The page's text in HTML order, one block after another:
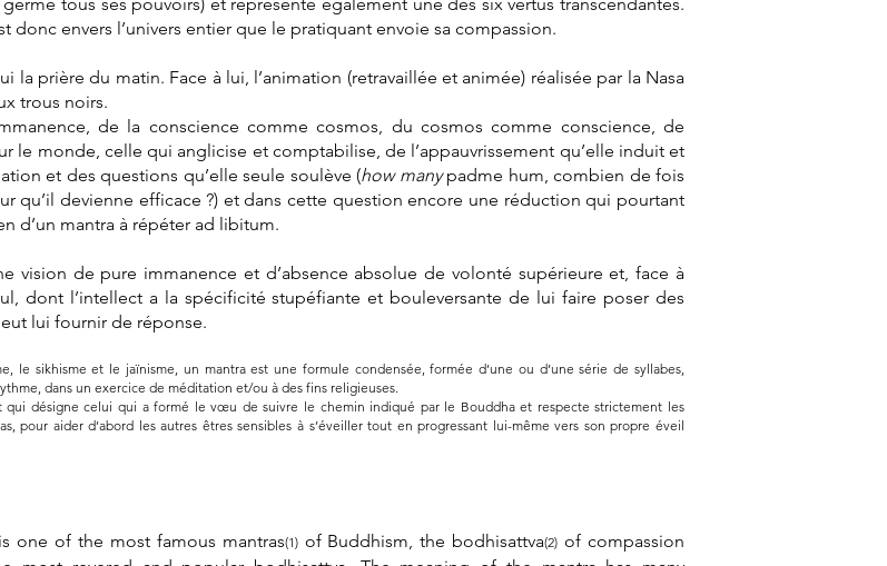
donc envers l’univers entier que le pratiquant envoie sa compassion.
la prière du matin. Face à lui, l’animation (retravaillée et animée) réalisée par la Nasa
trous noirs.
de la conscience comme cosmos, du cosmos comme conscience, de
le monde, celle qui anglicise et comptabilise, de l’appauvrissement qu’elle induit et
et des questions qu’elle seule soulève (how manypadme hum, combien de fois
qu’il devienne efficace ?) et dans cette question encore une réduction qui pourtant
d’un mantra à répéter ad libitum.
vision de pure immanence et d’absence absolue de volonté supérieure et, face à
dont l’intellect a la spécificité stupéfiante et bouleversante de lui faire poser des
lui fournir de réponse.
le sikhisme et le jaïnisme, un mantra est une formule condensée, formée d’une ou d’une série de syllabes,
dans un exercice de méditation et/ou à des fins religieuses.
qui désigne celui qui a formé le vœu de suivre le chemin indiqué par le Bouddha et respecte strictement les
pour aider d’abord les autres êtres sensibles à s’éveiller tout en progressant lui-même vers son propre éveil
one of the most famous mantras(1)of Buddhism, the bodhisattva(2) of compassion